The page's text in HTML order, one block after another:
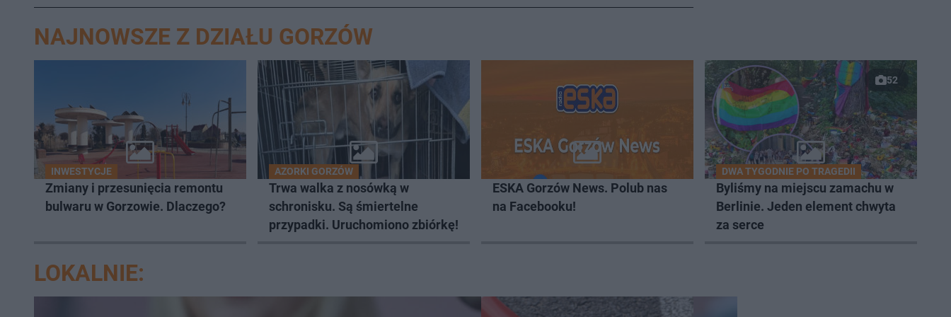
NAJNOWSZE Z DZIAŁU GORZÓW
INWESTYCJE
Zmiany i przesunięcia remontu
bulwaru w Gorzowie. Dlaczego?
AZORKI GORZÓW
Trwa walka z nosówką w
schronisku. Są śmiertelne
przypadki. Uruchomiono zbiórkę!
ESKA Gorzów News. Polub nas
na Facebooku!
52
DWA TYGODNIE PO TRAGEDII
Byliśmy na miejscu zamachu w
Berlinie. Jeden element chwyta
za serce
LOKALNIE: